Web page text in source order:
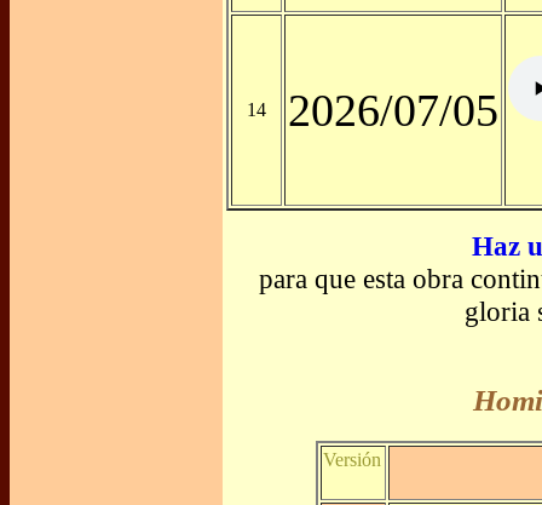
14 2026/07/05
Haz
para que esta obra
gloria
Versión